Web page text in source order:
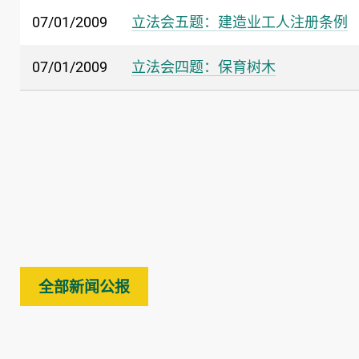
07/01/2009 立法会五题：建造业工人注册条例
07/01/2009 立法会四题：保育树木
全部新闻公报